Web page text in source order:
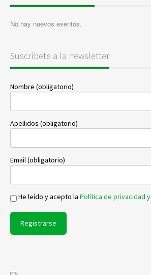
No hay nuevos eventos.
Suscríbete a la newsletter
Nombre (obligatorio)
Apellidos (obligatorio)
Email (obligatorio)
He leído y acepto la Política de privacidad y